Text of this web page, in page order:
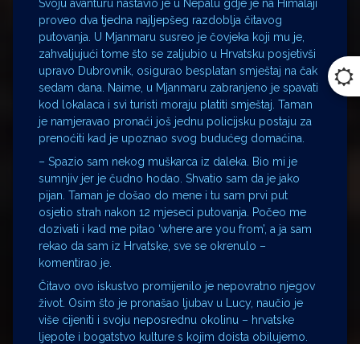
Svoju avanturu nastavio je u Nepalu gdje je na Himalaji
proveo dva tjedna najljepšeg razdoblja čitavog
putovanja. U Mjanmaru susreo je čovjeka koji mu je,
zahvaljujući tome što se zaljubio u Hrvatsku posjetivši
upravo Dubrovnik, osigurao besplatan smještaj na čak
sedam dana. Naime, u Mjanmaru zabranjeno je spavati
kod lokalaca i svi turisti moraju platiti smještaj. Taman
je namjeravao pronaći još jednu policijsku postaju za
prenoćiti kad je upoznao svog budućeg domaćina.
– Spazio sam nekog muškarca iz daleka. Bio mi je
sumnjiv jer je čudno hodao. Shvatio sam da je jako
pijan. Taman je došao do mene i tu sam prvi put
osjetio strah nakon 12 mjeseci putovanja. Počeo me
dozivati i kad me pitao ‘where are you from’, a ja sam
rekao da sam iz Hrvatske, sve se okrenulo –
komentirao je.
Čitavo ovo iskustvo promijenilo je nepovratno njegov
život. Osim što je pronašao ljubav u Lucy, naučio je
više cijeniti i svoju neposrednu okolinu – hrvatske
ljepote i bogatstvo kulture s kojim doista obilujemo.